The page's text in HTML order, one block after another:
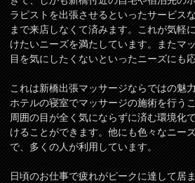
ラピストを出張させるといったサービス
まで来店しなくて済みます。これが気軽
けたいニーズを満たしています。またマ
目を気にしたくないといったニーズにも
これは新橋出張マッサージならではの魅
ホテルの寝室でマッサージの施術を行う
周囲の目が全く気にならずに済む環境化
けることができます。他にも色々なニー
で、多くの人が利用しています。
日頃のお仕事で疲れがピークに達して居